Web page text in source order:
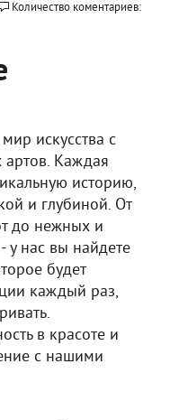
Количество коментариев:
искусства с
Каждая
историю,
и глубиной. От
до нежных и
у нас вы найдете
будет
каждый раз,
в красоте и
с нашими